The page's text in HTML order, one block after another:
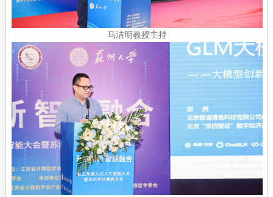
马洁明教授主持